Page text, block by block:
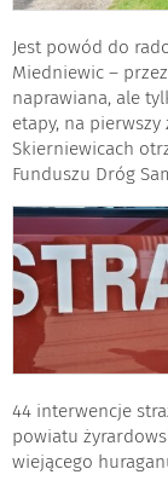
Jest powód do
Miedniewic –
naprawiana, ale
etapy, na
Skierniewicach
Funduszu Dróg
44 interwencje
powiatu
wiejącego